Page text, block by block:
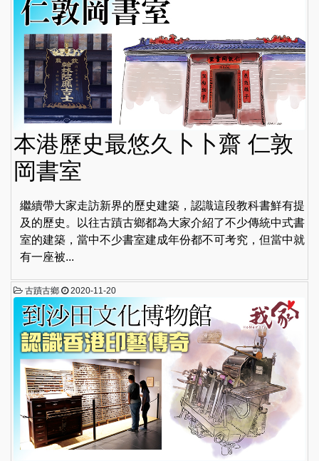
本港歷史最悠久卜卜齋 仁敦
岡書室
繼續帶大家走訪新界的歷史建築，認識這段教科書鮮有提
及的歷史。以往古蹟古鄉都為大家介紹了不少傳統中式書
室的建築，當中不少書室建成年份都不可考究，但當中就
有一座被...
古蹟古鄉 2020-11-20